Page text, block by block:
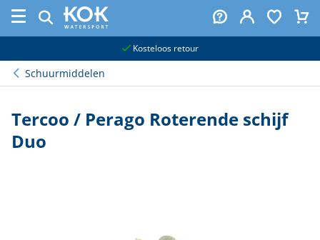
Kosteloos retour
Schuurmiddelen
Tercoo / Perago Roterende schijf
Duo